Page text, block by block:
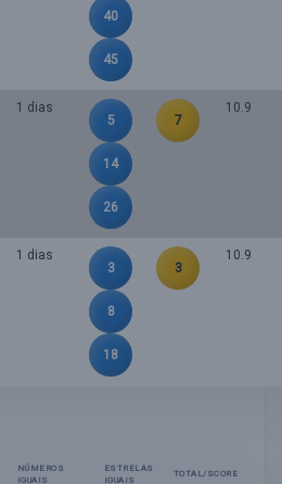
40
45
1 dias
5
14
26
7
10.9
1 dias
3
8
18
3
10.9
NÚMEROS
IGUAIS
ESTRELAS
IGUAIS
TOTAL/SCORE